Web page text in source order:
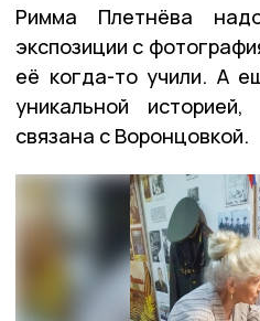
Римма Плетнёва
экспозиции с
её когда-то учили. А
уникальной
связана с Воронцовкой.